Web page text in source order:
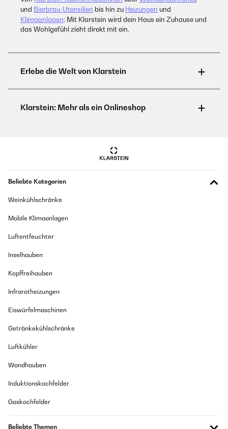
und Bierbrau-Utensilien bis hin zu Heizungen und
Klimaanlagen: Mit Klarstein wird dein Haus ein Zuhause und
das Wohlgefühl zieht direkt mit ein.
Beliebte Kategorien
Weinkühlschränke
Mobile Klimaanlagen
Luftentfeuchter
Inselhauben
Kopffreihauben
Infrarotheizungen
Eiswürfelmaschinen
Getränkekühlschränke
Luftkühler
Wandhauben
Induktionskochfelder
Gaskochfelder
Beliebte Themen